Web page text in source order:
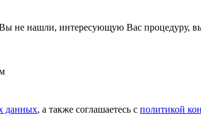
не нашли, интересующую Вас процедуру,
данных, а также соглашаетесь c политикой